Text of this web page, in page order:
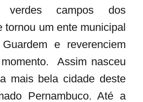
campos dos
tornou um ente municipal
e reverenciem
Assim nasceu
mais bela cidade deste
Pernambuco. Até a